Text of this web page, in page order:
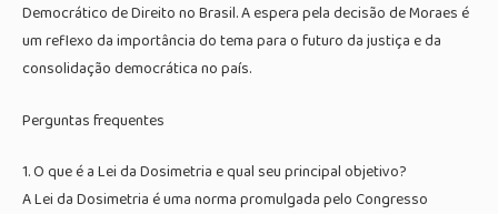
Democrático de Direito no Brasil. A espera pela decisão de Moraes é
um reflexo da importância do tema para o futuro da justiça e da
consolidação democrática no país.
Perguntas frequentes
1. O que é a Lei da Dosimetria e qual seu principal objetivo?
A Lei da Dosimetria é uma norma promulgada pelo Congresso